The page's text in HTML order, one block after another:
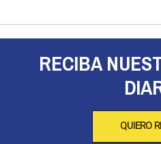
RECIBA
QUIERO